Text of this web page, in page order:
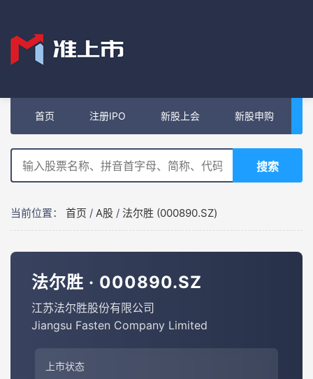
首页 注册IPO 新股上会 新股申购
搜索
当前位置： 首页 / A股 / 法尔胜 (000890.SZ)
法尔胜 · 000890.SZ
江苏法尔胜股份有限公司
Jiangsu Fasten Company Limited
上市状态